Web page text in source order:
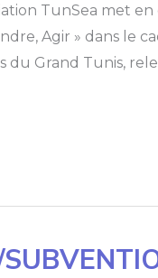
TunSea met
Agir » dans le
du Grand Tunis,